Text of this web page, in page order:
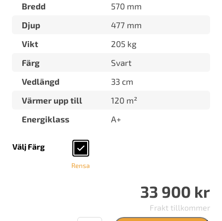
Bredd
570 mm
Djup
477 mm
Vikt
205 kg
Färg
Svart
Vedlängd
33 cm
Värmer upp till
120 m²
Energiklass
A+
Välj Färg
Rensa
33 900 kr
Frakt tillkommer